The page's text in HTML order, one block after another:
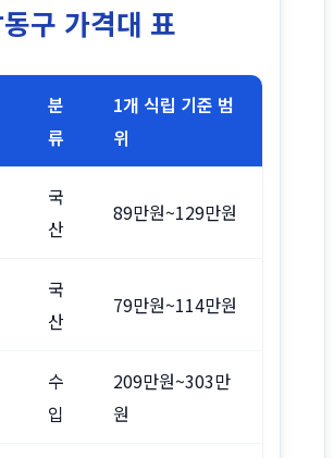
구 가격대 표
분
류
1개 식립 기준 범
위
국
산
89만원~129만원
국
산
79만원~114만원
수
입
209만원~303만
원